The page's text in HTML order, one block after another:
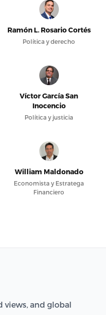
Ramón L. Rosario Cortés
Política y derecho
Víctor García San
Inocencio
Política y justicia
William Maldonado
Economista y Estratega
Financiero
views, and global